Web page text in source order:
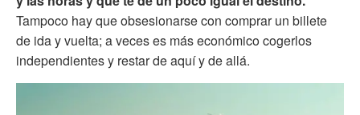
Tampoco hay que obsesionarse con comprar un billete
de ida y vuelta; a veces es más económico cogerlos
independientes y restar de aquí y de allá.